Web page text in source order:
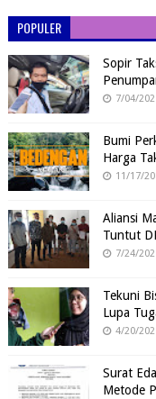
POPULER
Sopir
7/04/
Bumi
Harga
11/17/
Aliansi
Tuntut
7/24/
Tekuni
Lupa
4/20/
Surat
Metode